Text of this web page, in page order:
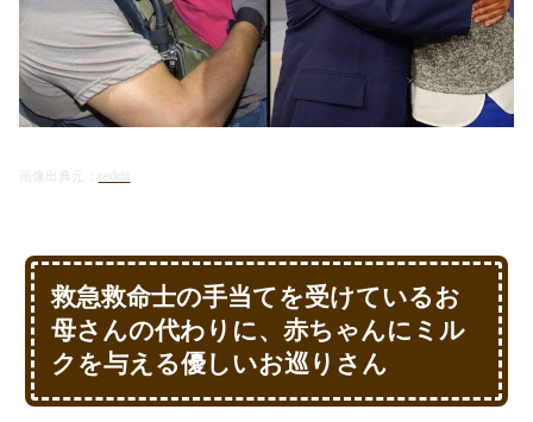
画像出典元： reddit
救急救命士の手当てを受けているお
母さんの代わりに、赤ちゃんにミル
クを与える優しいお巡りさん